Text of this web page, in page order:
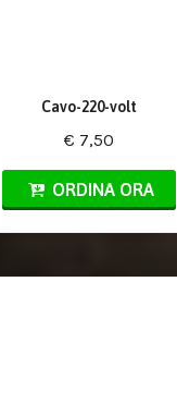
Cavo-220-volt
€ 7,50
ORDINA ORA